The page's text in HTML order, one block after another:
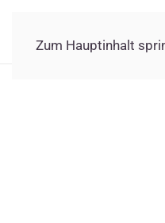
Zum Hauptinhalt